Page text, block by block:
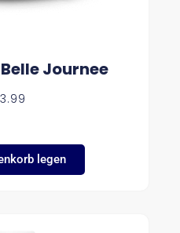
Journee
legen